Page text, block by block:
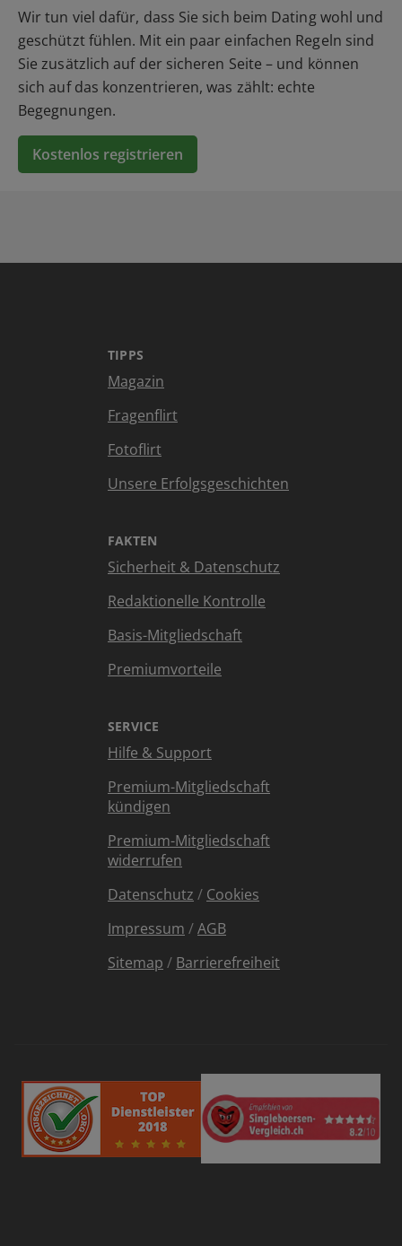
Wir tun viel dafür, dass Sie sich beim Dating wohl und
geschützt fühlen. Mit ein paar einfachen Regeln sind
Sie zusätzlich auf der sicheren Seite – und können
sich auf das konzentrieren, was zählt: echte
Begegnungen.
Kostenlos registrieren
TIPPS
Magazin
Fragenflirt
Fotoflirt
Unsere Erfolgsgeschichten
FAKTEN
Sicherheit & Datenschutz
Redaktionelle Kontrolle
Basis-Mitgliedschaft
Premiumvorteile
SERVICE
Hilfe & Support
Premium-Mitgliedschaft
kündigen
Premium-Mitgliedschaft
widerrufen
Datenschutz / Cookies
Impressum /AGB
Sitemap / Barrierefreiheit